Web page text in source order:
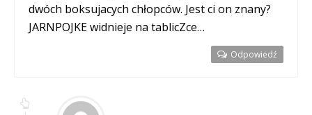
dwóch boksujacych chłopców. Jest ci on znany?
JARNPOJKE widnieje na tablicZce…
Odpowiedź